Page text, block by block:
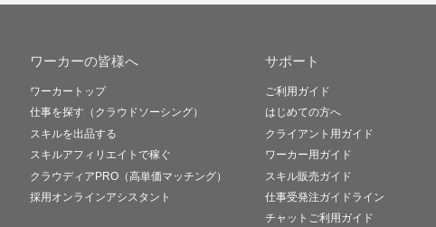
ワーカーの皆様へ
ワーカートップ
仕事を探す（クラウドソーシング）
スキルを出品する
スキルアフィリエイトで稼ぐ
クラウディアPRO（高単価マッチング）
採用オンラインアシスタント
サポート
ご利用ガイド
はじめての方へ
クライアント用ガイド
ワーカー用ガイド
スキル販売ガイド
仕事受発注ガイドライン
チャットご利用ガイド